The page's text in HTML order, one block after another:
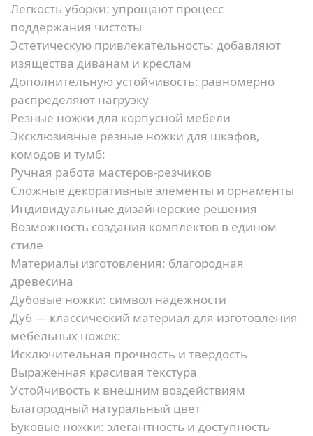
Легкость уборки: упрощают процесс
поддержания чистоты
Эстетическую привлекательность: добавляют
изящества диванам и креслам
Дополнительную устойчивость: равномерно
распределяют нагрузку
Резные ножки для корпусной мебели
Эксклюзивные резные ножки для шкафов,
комодов и тумб:
Ручная работа мастеров-резчиков
Сложные декоративные элементы и орнаменты
Индивидуальные дизайнерские решения
Возможность создания комплектов в едином
стиле
Материалы изготовления: благородная
древесина
Дубовые ножки: символ надежности
Дуб — классический материал для изготовления
мебельных ножек:
Исключительная прочность и твердость
Выраженная красивая текстура
Устойчивость к внешним воздействиям
Благородный натуральный цвет
Буковые ножки: элегантность и доступность